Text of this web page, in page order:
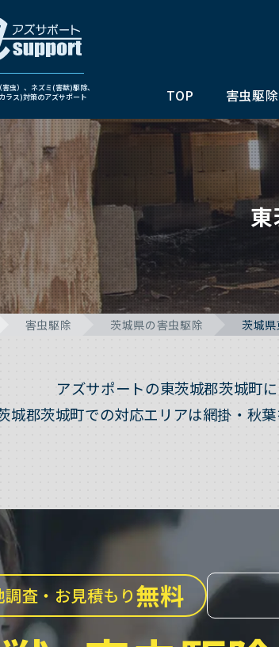
虫）、ネズミ(害獣)駆除、
ラス)対策のアズサポート
TOP 害虫駆除
害虫駆除 茨城県の害虫駆除 茨城
アズサポートの東茨城郡茨城町
城郡茨城町での対応エリアは網掛・秋
調査・お見積もり無料